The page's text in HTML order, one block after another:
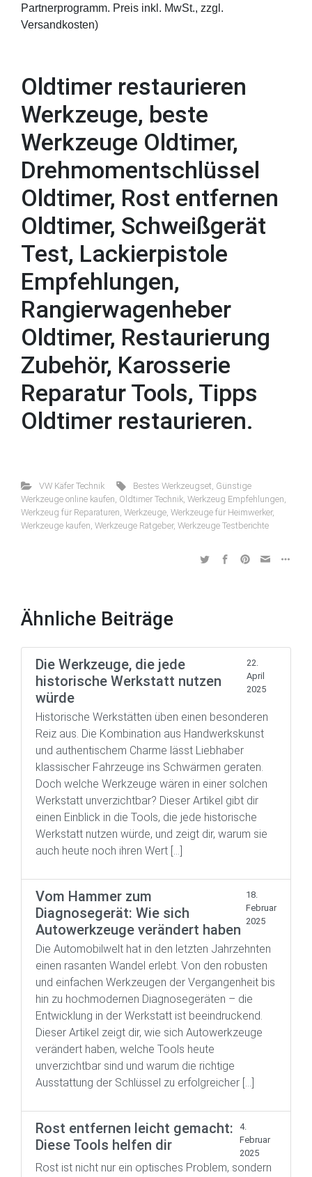
Partnerprogramm. Preis inkl. MwSt., zzgl.
Versandkosten)
Oldtimer restaurieren
Werkzeuge, beste
Werkzeuge Oldtimer,
Drehmomentschlüssel
Oldtimer, Rost entfernen
Oldtimer, Schweißgerät
Test, Lackierpistole
Empfehlungen,
Rangierwagenheber
Oldtimer, Restaurierung
Zubehör, Karosserie
Reparatur Tools, Tipps
Oldtimer restaurieren.
VW Käfer Technik Bestes Werkzeugset Günstige
Werkzeuge online kaufen Oldtimer Technik Werkzeug Empfehlungen
Werkzeug für Reparaturen Werkzeuge Werkzeuge für Heimwerker,
Werkzeuge kaufen Werkzeuge Ratgeber, Werkzeuge Testberichte
Ähnliche Beiträge
Die Werkzeuge, die jede
historische Werkstatt nutzen
würde
22.
April
2025
Historische Werkstätten üben einen besonderen
Reiz aus. Die Kombination aus Handwerkskunst
und authentischem Charme lässt Liebhaber
klassischer Fahrzeuge ins Schwärmen geraten.
Doch welche Werkzeuge wären in einer solchen
Werkstatt unverzichtbar? Dieser Artikel gibt dir
einen Einblick in die Tools, die jede historische
Werkstatt nutzen würde, und zeigt dir, warum sie
auch heute noch ihren Wert […]
Vom Hammer zum
Diagnosegerät: Wie sich
Autowerkzeuge verändert haben
18.
Februar
2025
Die Automobilwelt hat in den letzten Jahrzehnten
einen rasanten Wandel erlebt. Von den robusten
und einfachen Werkzeugen der Vergangenheit bis
hin zu hochmodernen Diagnosegeräten – die
Entwicklung in der Werkstatt ist beeindruckend.
Dieser Artikel zeigt dir, wie sich Autowerkzeuge
verändert haben, welche Tools heute
unverzichtbar sind und warum die richtige
Ausstattung der Schlüssel zu erfolgreicher […]
Rost entfernen leicht gemacht:
Diese Tools helfen dir
4.
Februar
2025
Rost ist nicht nur ein optisches Problem, sondern